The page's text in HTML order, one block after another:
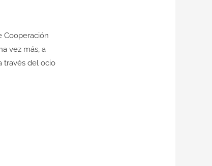
Cooperación
vez más, a
través del ocio